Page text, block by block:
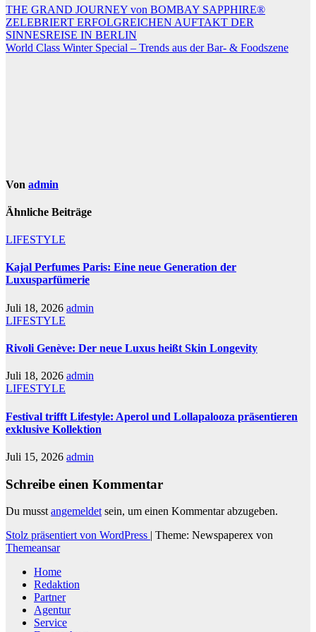
Beitragsnavigation
THE GRAND JOURNEY von BOMBAY SAPPHIRE®
ZELEBRIERT ERFOLGREICHEN AUFTAKT DER
SINNESREISE IN BERLIN
World Class Winter Special – Trends aus der Bar- & Foodszene
Von admin
Ähnliche Beiträge
LIFESTYLE
Kajal Perfumes Paris: Eine neue Generation der
Luxusparfümerie
Juli 18, 2026 admin
LIFESTYLE
Rivoli Genève: Der neue Luxus heißt Skin Longevity
Juli 18, 2026 admin
LIFESTYLE
Festival trifft Lifestyle: Aperol und Lollapalooza präsentieren
exklusive Kollektion
Juli 15, 2026 admin
Schreibe einen Kommentar
Du musst angemeldet sein, um einen Kommentar abzugeben.
Stolz präsentiert von WordPress | Theme: Newspaperex von
Themeansar
Home
Redaktion
Partner
Agentur
Service